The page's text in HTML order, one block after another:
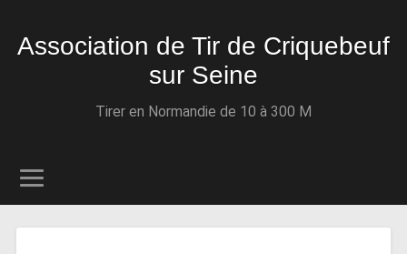
Association de Tir de Criquebeuf
sur Seine
Tirer en Normandie de 10 à 300 M